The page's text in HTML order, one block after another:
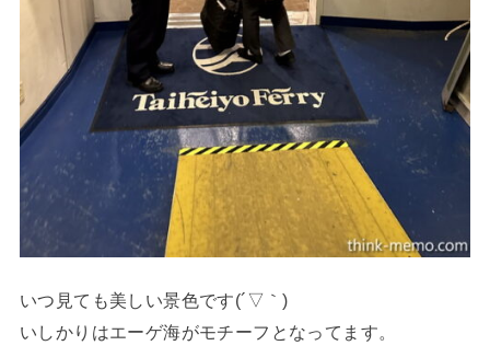
いつ見ても美しい景色です(´▽｀)
いしかりはエーゲ海がモチーフとなってます。